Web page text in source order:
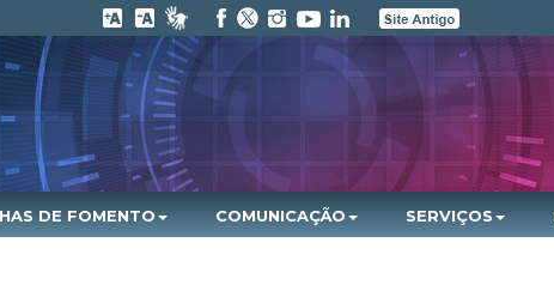
DE FOMENTO COMUNICAÇÃO SERVIÇOS